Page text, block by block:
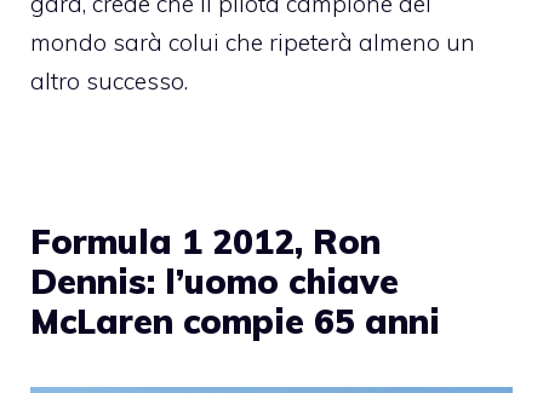
mondo sarà colui che ripeterà almeno un
altro successo.
Formula 1 2012, Ron
Dennis: l’uomo chiave
McLaren compie 65 anni